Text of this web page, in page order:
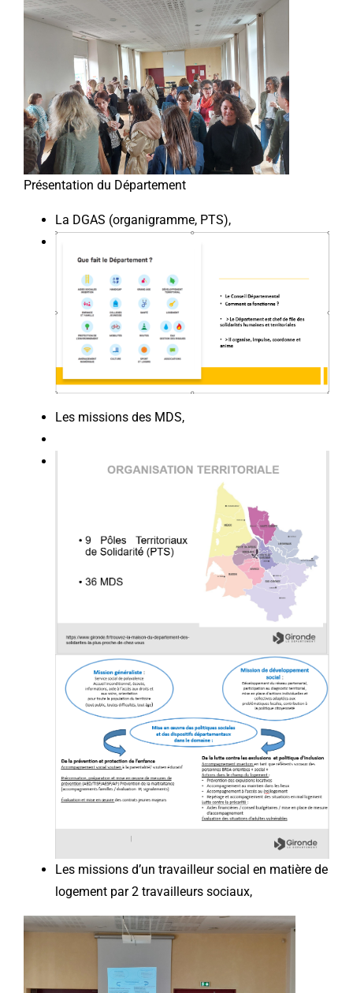
Présentation du Département
La DGAS (organigramme, PTS),
Les missions des MDS,
Les missions d’un travailleur social en matière de
logement par 2 travailleurs sociaux,